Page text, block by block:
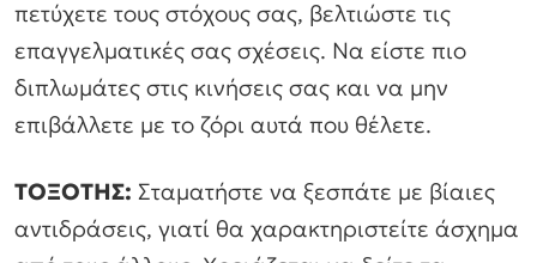
πετύχετε τους στόχους σας, βελτιώστε τις
επαγγελματικές σας σχέσεις. Να είστε πιο
διπλωμάτες στις κινήσεις σας και να μην
επιβάλλετε με το ζόρι αυτά που θέλετε.
ΤΟΞΟΤΗΣ: Σταματήστε να ξεσπάτε με βίαιες
αντιδράσεις, γιατί θα χαρακτηριστείτε άσχημα